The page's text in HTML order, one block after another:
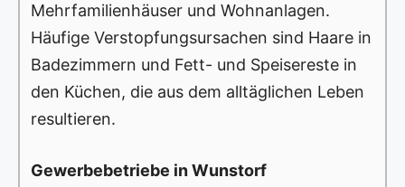
Mehrfamilienhäuser und Wohnanlagen.
Häufige Verstopfungsursachen sind Haare in
Badezimmern und Fett- und Speisereste in
den Küchen, die aus dem alltäglichen Leben
resultieren.
Gewerbebetriebe in Wunstorf